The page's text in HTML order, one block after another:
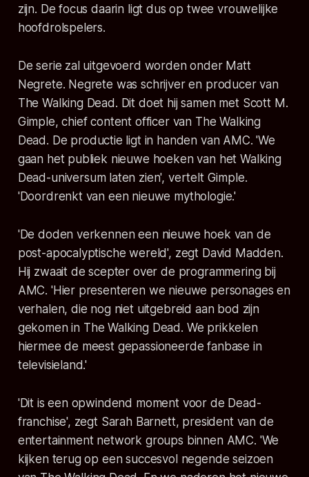
zijn. De focus daarin ligt dus op twee vrouwelijke
hoofdrolspelers.
De serie zal uitgevoerd worden onder Matt
Negrete. Negrete was schrijver en producer van
The Walking Dead. Dit doet hij samen met Scott M.
Gimple,chief content officervan The Walking
Dead. De productie ligt in handen van AMC. 'We
gaan het publiek nieuwe hoeken van hetWalking
Dead-universum laten zien', vertelt Gimple.
'Doordrenkt van een nieuwe mythologie.'
'De doden verkennen een nieuwe hoek van de
post-apocalyptische wereld', zegt David Madden.
Hij zwaait de scepter over de programmering bij
AMC. 'Hier presenteren we nieuwe personages en
verhalen, die nog niet uitgebreid aan bod zijn
gekomen in The Walking Dead. We prikkelen
hiermee de meest gepassioneerde fanbase in
televisieland.'
'Dit is een opwindend moment voor de Dead-
franchise', zegt Sarah Barnett, president van de
entertainment network groups binnen AMC. 'We
kijken terug op een succesvol negende seizoen